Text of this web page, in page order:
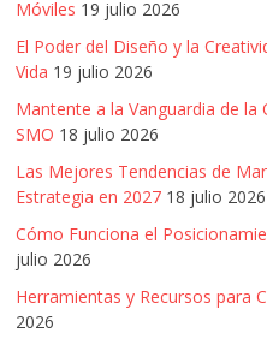
Móviles 19 julio 2026
El Poder del Diseño y la
Vida 19 julio 2026
Mantente a la Vanguardia de la
SMO 18 julio 2026
Las Mejores Tendencias de
Estrategia en 2027 18 julio 2026
Cómo Funciona el
julio 2026
Herramientas y Recursos para
2026